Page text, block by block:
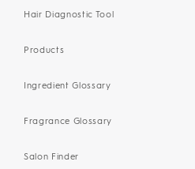
Hair Diagnostic Tool
Products
Ingredient Glossary
Fragrance Glossary
Salon Finder